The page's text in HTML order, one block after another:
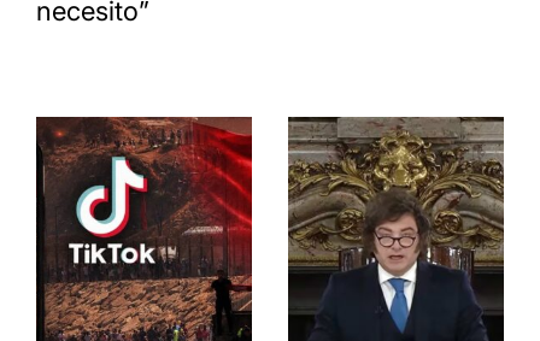
necesito”